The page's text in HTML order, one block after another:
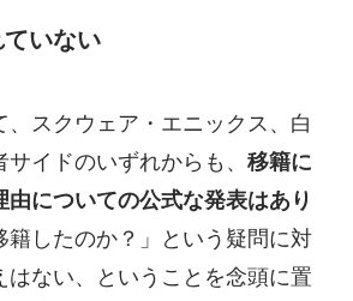
いない
、スクウェア・エニックス、白
イドのいずれからも、 移籍に
由についての公式な発表はあり
籍したのか？」という疑問に対
はない、ということを念頭に置